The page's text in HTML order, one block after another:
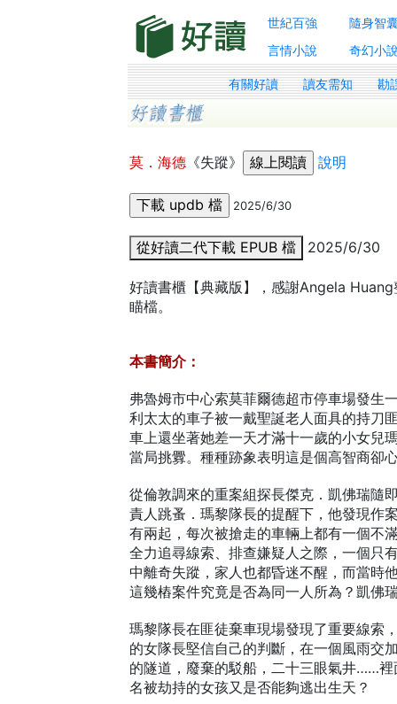
世紀百強
隨身智
言情小說
奇幻小
有關好讀 讀友需知 勘
莫．海德 《失蹤》 說明
2025/6/30
從好讀二代下載 EPUB 檔 2025/6/30
好讀書櫃【典藏版】，感謝Angela
瞄檔。
本書簡介：
弗魯姆市中心索莫菲爾德超市停車場發生
利太太的車子被一戴聖誕老人面具的持刀
車上還坐著她差一天才滿十一歲的小女兒
當局挑釁。種種跡象表明這是個高智商卻
從倫敦調來的重案組探長傑克．凱佛瑞隨
責人跳蚤．瑪黎隊長的提醒下，他發現作
有兩起，每次被搶走的車輛上都有一個不
全力追尋線索、排查嫌疑人之際，一個只
中離奇失蹤，家人也都昏迷不醒，而當時
這幾樁案件究竟是否為同一人所為？凱
瑪黎隊長在匪徒棄車現場發現了重要線索
的女隊長堅信自己的判斷，在一個風雨交
的隧道，廢棄的駁船，二十三眼氣井……
名被劫持的女孩又是否能夠逃出生天？